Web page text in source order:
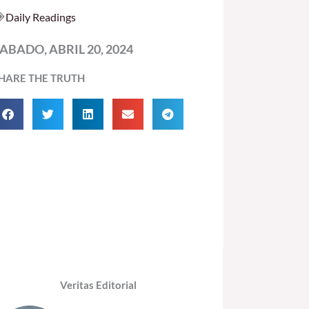
Daily Readings
ABRIL 20, 2024
THE TRUTH
Veritas Editorial